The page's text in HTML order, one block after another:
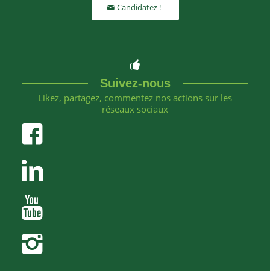
Candidatez !
Suivez-nous
Likez, partagez, commentez nos actions sur les
réseaux sociaux